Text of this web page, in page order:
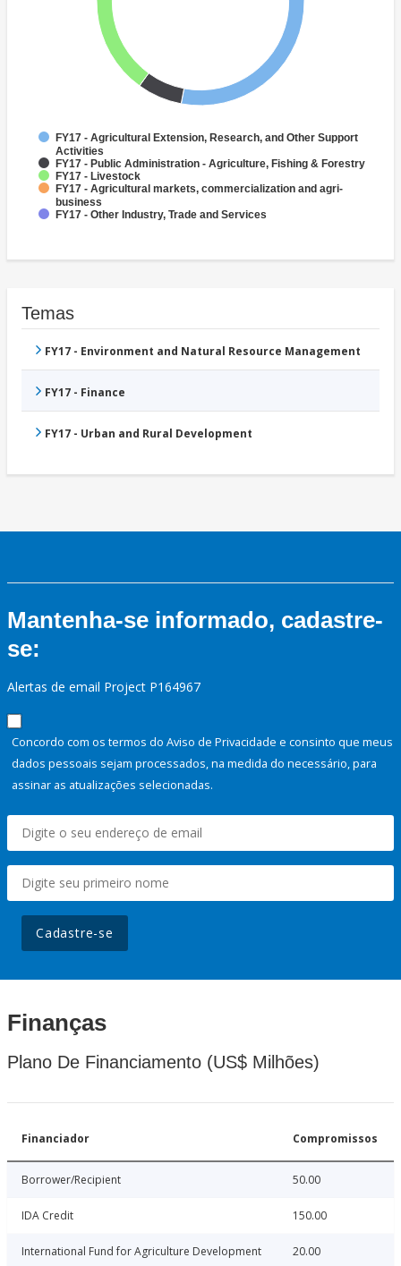
FY17 - Agricultural Extension, Research, and Other Support
Activities
FY17 - Public Administration - Agriculture, Fishing & Forestry
FY17 - Livestock
FY17 - Agricultural markets, commercialization and agri-
business
FY17 - Other Industry, Trade and Services
Temas
FY17 - Environment and Natural Resource Management
FY17 - Finance
FY17 - Urban and Rural Development
Mantenha-se informado, cadastre-
se:
Alertas de email Project P164967
Concordo com os termos do Aviso de Privacidade e consinto que meus
dados pessoais sejam processados, na medida do necessário, para
assinar as atualizações selecionadas.
Cadastre-se
Finanças
Plano De Financiamento (US$ Milhões)
Financiador Compromissos
Borrower/Recipient 50.00
IDA Credit 150.00
International Fund for Agriculture Development 20.00